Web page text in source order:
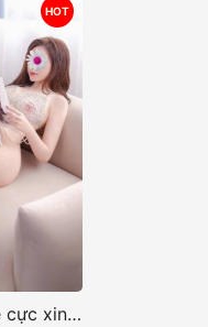
HOT
Quỳnh Thy – Face cực xinh, sang chảnh, da trắng, nhiệt tình chiêu khách – Chuẩn gái miền Tây tại Gái Gọi Đà Nẵng